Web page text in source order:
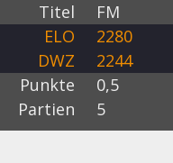
Titel
FM
ELO
2280
DWZ
2244
Punkte
0,5
Partien
5